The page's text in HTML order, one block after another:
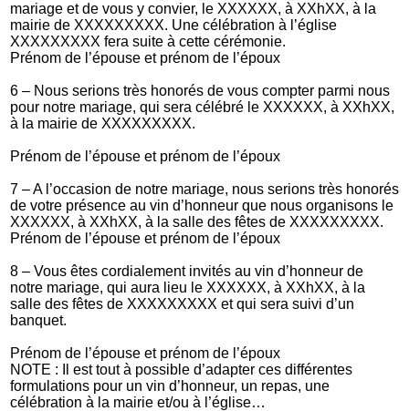
mariage et de vous y convier, le XXXXXX, à XXhXX, à la
mairie de XXXXXXXXX. Une célébration à l’église
XXXXXXXXX fera suite à cette cérémonie.
Prénom de l’épouse et prénom de l’époux
6 – Nous serions très honorés de vous compter parmi nous
pour notre mariage, qui sera célébré le XXXXXX, à XXhXX,
à la mairie de XXXXXXXXX.
Prénom de l’épouse et prénom de l’époux
7 – A l’occasion de notre mariage, nous serions très honorés
de votre présence au vin d’honneur que nous organisons le
XXXXXX, à XXhXX, à la salle des fêtes de XXXXXXXXX.
Prénom de l’épouse et prénom de l’époux
8 – Vous êtes cordialement invités au vin d’honneur de
notre mariage, qui aura lieu le XXXXXX, à XXhXX, à la
salle des fêtes de XXXXXXXXX et qui sera suivi d’un
banquet.
Prénom de l’épouse et prénom de l’époux
NOTE :
Il est tout à possible d’adapter ces différentes
formulations pour un vin d’honneur, un repas, une
célébration à la mairie et/ou à l’église…